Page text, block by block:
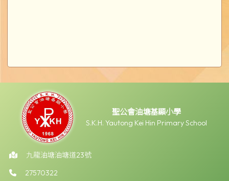
聖公會油塘基顯小學
S.K.H. Yautong Kei Hin Primary School
九龍油塘油塘道23號
27570322